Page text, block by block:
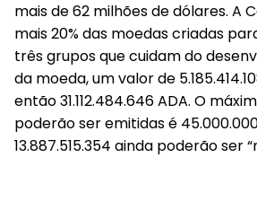
mais de 62 milhões de dólares. A
mais 20% das moedas criadas
três grupos que cuidam do
da moeda, um valor de
então 31.112.484.646 ADA. O
poderão ser emitidas é
13.887.515.354 ainda poderão ser